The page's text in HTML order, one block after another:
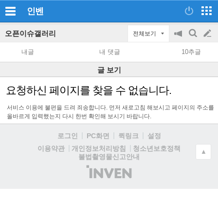
인벤
오픈이슈갤러리 전체보기
공
지
on/off
검
색
글
쓰
기
내글 내 댓글 10추글
글 보기
요청하신 페이지를 찾을 수 없습니다.
서비스 이용에 불편을 드려 죄송합니다. 먼저 새로고침 해보시고 페이지의 주소를
올바르게 입력했는지 다시 한번 확인해 보시기 바랍니다.
로그인 PC화면 퀵링크
설정
이용약관
개인정보처리방침
청소년보호정책
불법촬영물신고안내
(주)
인
▲